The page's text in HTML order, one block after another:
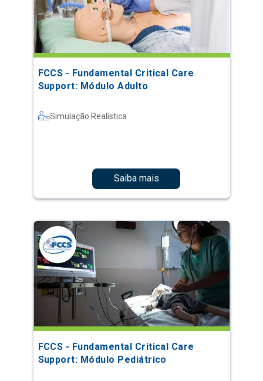
FCCS - Fundamental Critical Care
Support: Módulo Adulto
Simulação Realística
Saiba mais
FCCS - Fundamental Critical Care
Support: Módulo Pediátrico